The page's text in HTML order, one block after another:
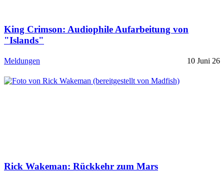
King Crimson: Audiophile Aufarbeitung von
"Islands"
Meldungen 10 Juni 26
Rick Wakeman: Rückkehr zum Mars